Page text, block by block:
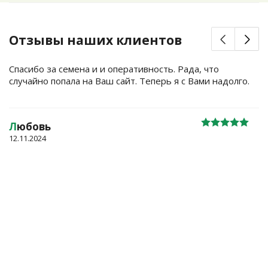
Отзывы наших клиентов
Спасибо за семена и и оперативность. Рада, что
случайно попала на Ваш сайт. Теперь я с Вами надолго.
Любовь
12.11.2024